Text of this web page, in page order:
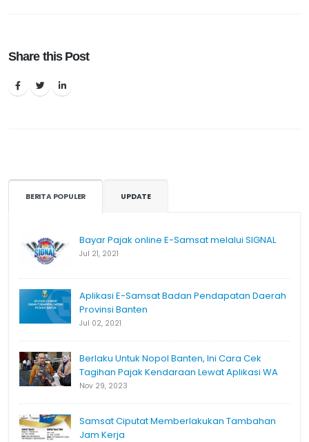
Share this Post
BERITA POPULER UPDATE
Bayar Pajak online E-Samsat melalui SIGNAL
Jul 21, 2021
Aplikasi E-Samsat Badan Pendapatan Daerah
Provinsi Banten
Jul 02, 2021
Berlaku Untuk Nopol Banten, Ini Cara Cek
Tagihan Pajak Kendaraan Lewat Aplikasi WA
Nov 29, 2023
Samsat Ciputat Memberlakukan Tambahan
Jam Kerja